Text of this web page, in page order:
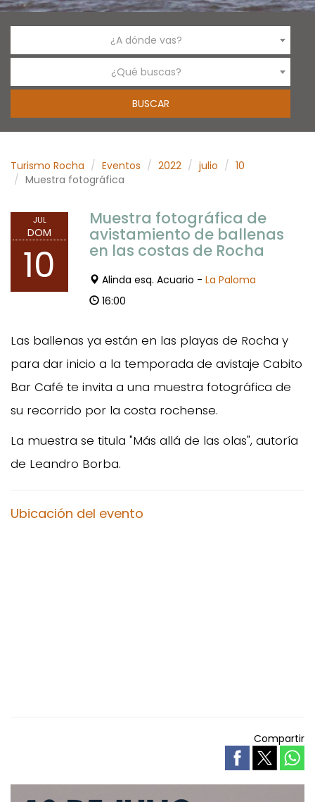
¿A dónde vas?
¿Qué buscas?
Turismo Rocha Eventos 2022 julio
10
Muestra fotográfica
JUL
DOM
10
Muestra fotográfica de
avistamiento de ballenas
en las costas de Rocha
Alinda esq. Acuario - La Paloma
16:00
Las ballenas ya están en las playas de Rocha y
para dar inicio a la temporada de avistaje Cabito
Bar Café te invita a una muestra fotográfica de
su recorrido por la costa rochense.
La muestra se titula "Más allá de las olas", autoría
de Leandro Borba.
Ubicación del evento
Compartir